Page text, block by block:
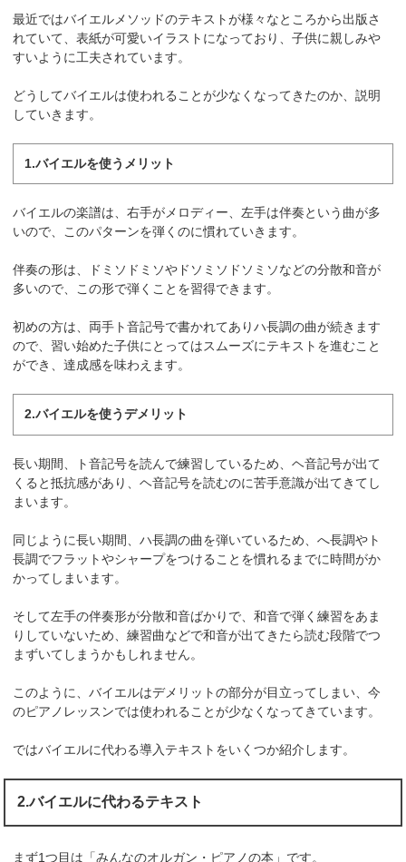
最近ではバイエルメソッドのテキストが様々なところから出版さ
れていて、表紙が可愛いイラストになっており、子供に親しみや
すいように工夫されています。
どうしてバイエルは使われることが少なくなってきたのか、説明
していきます。
1.バイエルを使うメリット
バイエルの楽譜は、右手がメロディー、左手は伴奏という曲が多
いので、このパターンを弾くのに慣れていきます。
伴奏の形は、ドミソドミソやドソミソドソミソなどの分散和音が
多いので、この形で弾くことを習得できます。
初めの方は、両手ト音記号で書かれてありハ長調の曲が続きます
ので、習い始めた子供にとってはスムーズにテキストを進むこと
ができ、達成感を味わえます。
2.バイエルを使うデメリット
長い期間、ト音記号を読んで練習しているため、ヘ音記号が出て
くると抵抗感があり、ヘ音記号を読むのに苦手意識が出てきてし
まいます。
同じように長い期間、ハ長調の曲を弾いているため、へ長調やト
長調でフラットやシャープをつけることを慣れるまでに時間がか
かってしまいます。
そして左手の伴奏形が分散和音ばかりで、和音で弾く練習をあま
りしていないため、練習曲などで和音が出てきたら読む段階でつ
まずいてしまうかもしれません。
このように、バイエルはデメリットの部分が目立ってしまい、今
のピアノレッスンでは使われることが少なくなってきています。
ではバイエルに代わる導入テキストをいくつか紹介します。
2.バイエルに代わるテキスト
まず1つ目は「みんなのオルガン・ピアノの本」です。